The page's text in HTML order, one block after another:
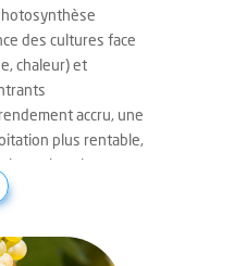
des cultures face
chaleur) et
accru, une
plus rentable,
les plus